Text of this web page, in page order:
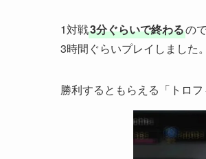
1対戦3分ぐらいで終わるの
3時間ぐらいプレイしました。
勝利するともらえる「トロ